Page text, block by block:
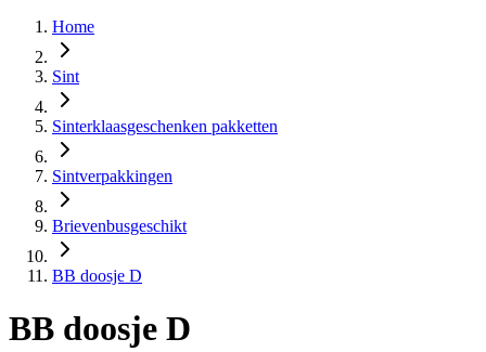
Home
Sint
Sinterklaasgeschenken pakketten
Sintverpakkingen
Brievenbusgeschikt
BB doosje D
BB doosje D